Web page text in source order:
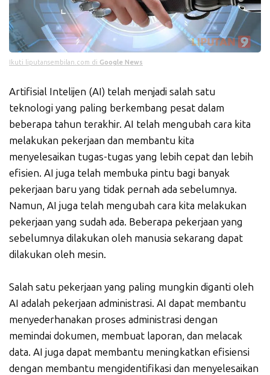
Ikuti liputansembilan.com di Google News
Artifisial Intelijen (AI) telah menjadi salah satu
teknologi yang paling berkembang pesat dalam
beberapa tahun terakhir. AI telah mengubah cara kita
melakukan pekerjaan dan membantu kita
menyelesaikan tugas-tugas yang lebih cepat dan lebih
efisien. AI juga telah membuka pintu bagi banyak
pekerjaan baru yang tidak pernah ada sebelumnya.
Namun, AI juga telah mengubah cara kita melakukan
pekerjaan yang sudah ada. Beberapa pekerjaan yang
sebelumnya dilakukan oleh manusia sekarang dapat
dilakukan oleh mesin.
Salah satu pekerjaan yang paling mungkin diganti oleh
AI adalah pekerjaan administrasi. AI dapat membantu
menyederhanakan proses administrasi dengan
memindai dokumen, membuat laporan, dan melacak
data. AI juga dapat membantu meningkatkan efisiensi
dengan membantu mengidentifikasi dan menyelesaikan